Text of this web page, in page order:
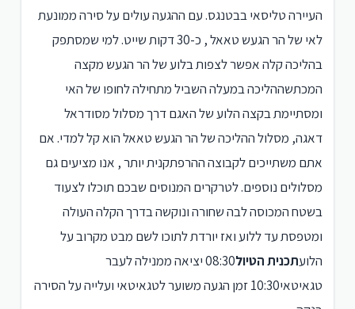
העיירה טליסאי בבטנגס. עם ההגעה עולים על סירה ממונעת
לאי של הר הגעש טאאל , כ-30 דקות שייט. למי שמסתפק
בהליכה קלה אפשר לצפות בלוע של הר הגעש מקצה
המכתשההליכה במעלה השביל מתחילה לחופו של האי
ומסתיימת בקצה הלוע של האגם דרך מסלול מסודראל
דאגה, מסלול ההליכה של הר הגעש טאאל הוא קל למדי. אם
אתם משתייכים לקבוצה ההרפתקנית יותר , אנו מציעים גם
מסלולים נוספים. לטרקרים המנוסים שבכם תוכלו לצעוד
בשטח המכוסה לבה שחורה ונוקשה בדרך הקלה העולה
ומטפסת עד ללוע ואז יורדת לתוכו לשם מבט מקרוב על
הלועתכנית הטיול
08:30 יציאה ממנילה לעבר
טגאיטאי10:30 זמן הגעה משוער לטגאיטאי ועלייה על הסירה